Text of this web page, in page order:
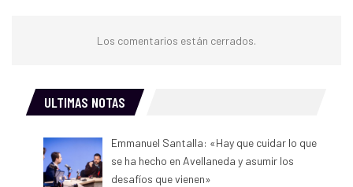
Los comentarios están cerrados.
ULTIMAS NOTAS
Emmanuel Santalla: «Hay que cuidar lo que
se ha hecho en Avellaneda y asumir los
desafíos que vienen»